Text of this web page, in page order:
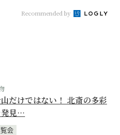
Recommended by
だけではない！ 北斎の多彩
発見…
会